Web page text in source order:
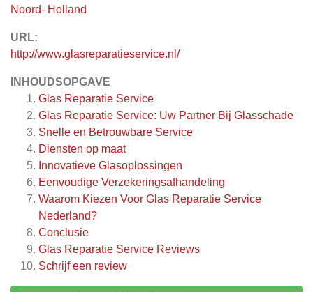
Noord- Holland
URL:
http://www.glasreparatieservice.nl/
INHOUDSOPGAVE
Glas Reparatie Service
Glas Reparatie Service: Uw Partner Bij Glasschade
Snelle en Betrouwbare Service
Diensten op maat
Innovatieve Glasoplossingen
Eenvoudige Verzekeringsafhandeling
Waarom Kiezen Voor Glas Reparatie Service
Nederland?
Conclusie
Glas Reparatie Service Reviews
Schrijf een review